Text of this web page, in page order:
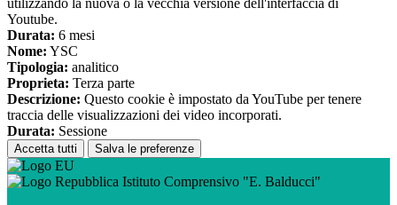
utilizzando la nuova o la vecchia versione dell'interfaccia di
Youtube.
Durata: 6 mesi
Nome: YSC
Tipologia: analitico
Proprieta: Terza parte
Descrizione: Questo cookie è impostato da YouTube per tenere
traccia delle visualizzazioni dei video incorporati.
Durata: Sessione
Accetta tutti Salva le preferenze
Istituto Comprensivo "E. Balducci"